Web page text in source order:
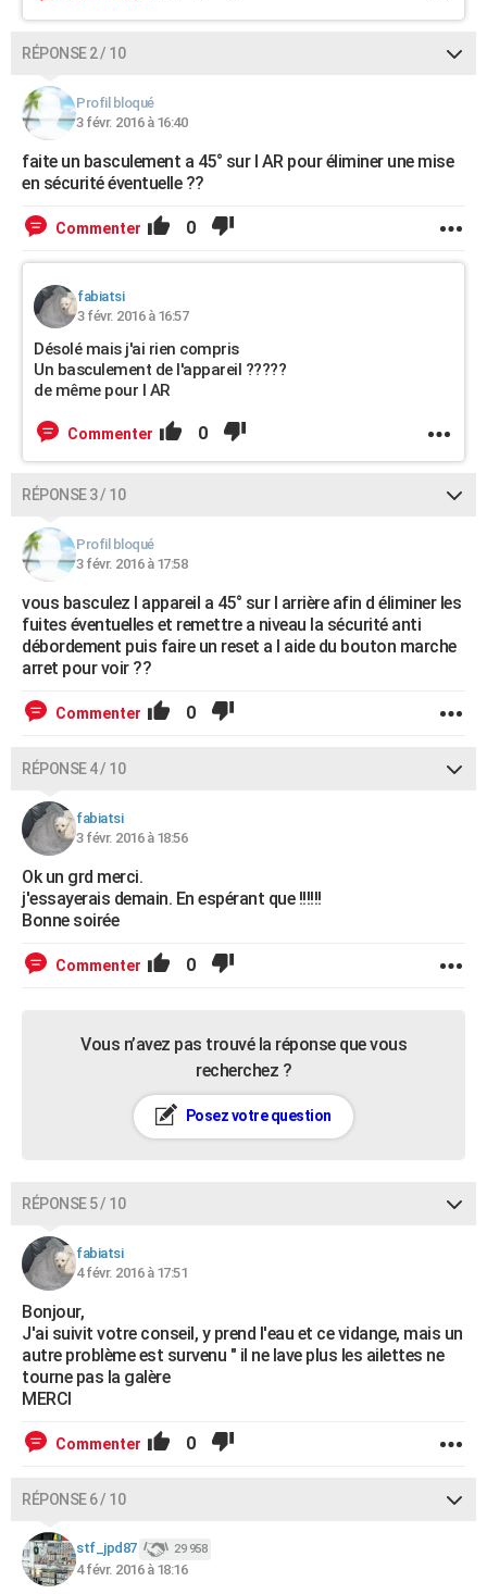
RÉPONSE 2 / 10
Profil bloqué
3 févr. 2016 à 16:40
faite un basculement a 45° sur l AR pour éliminer une mise
en sécurité éventuelle ??
Commenter 0
fabiatsi
3 févr. 2016 à 16:57
Désolé mais j'ai rien compris
Un basculement de l'appareil ?????
de même pour I AR
Commenter 0
RÉPONSE 3 / 10
Profil bloqué
3 févr. 2016 à 17:58
vous basculez l appareil a 45° sur l arrière afin d éliminer les
fuites éventuelles et remettre a niveau la sécurité anti
débordement puis faire un reset a l aide du bouton marche
arret pour voir ??
Commenter 0
RÉPONSE 4 / 10
fabiatsi
3 févr. 2016 à 18:56
Ok un grd merci.
j'essayerais demain. En espérant que !!!!!!
Bonne soirée
Commenter 0
Vous n’avez pas trouvé la réponse que vous
recherchez ?
Posez votre question
RÉPONSE 5 / 10
fabiatsi
4 févr. 2016 à 17:51
Bonjour,
J'ai suivit votre conseil, y prend l'eau et ce vidange, mais un
autre problème est survenu " il ne lave plus les ailettes ne
tourne pas la galère
MERCI
Commenter 0
RÉPONSE 6 / 10
stf_jpd87 29 958
4 févr. 2016 à 18:16